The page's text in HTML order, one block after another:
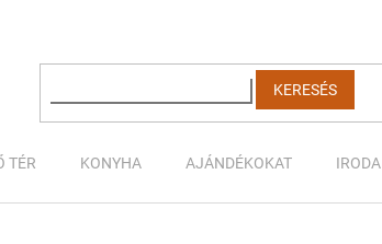
KERESÉS
TÉR KONYHA AJÁNDÉKOKAT IRODA